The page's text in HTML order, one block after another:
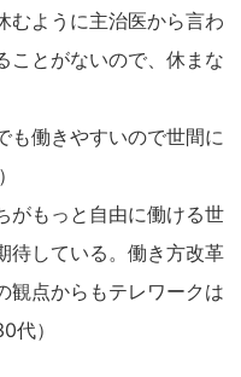
むように主治医から言わ
ことがないので、休まな
も働きやすいので世間に
がもっと自由に働ける世
待している。働き方改革
観点からもテレワークは
代）